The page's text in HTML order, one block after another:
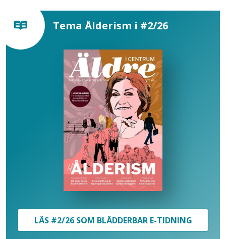
Tema Ålderism i #2/26
LÄS #2/26 SOM BLÄDDERBAR E-TIDNING